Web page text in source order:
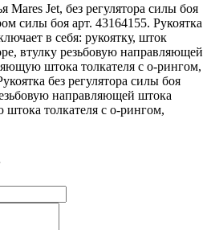
Mares Jet, без регулятора силы боя
силы боя арт. 43164155. Рукоятка
в себя: рукоятку, шток
втулку резьбовую направляющей
штока толкателя с о-рингом,
без регулятора силы боя
направляющей штока
толкателя с о-рингом,